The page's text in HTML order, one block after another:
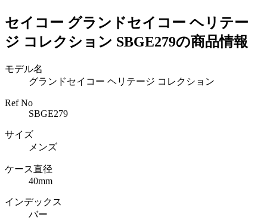
セイコー グランドセイコー ヘリテー
ジ コレクション SBGE279の商品情報
モデル名
グランドセイコー ヘリテージ コレクション
Ref No
SBGE279
サイズ
メンズ
ケース直径
40mm
インデックス
バー